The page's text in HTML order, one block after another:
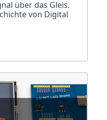
über das Gleis.
von Digital